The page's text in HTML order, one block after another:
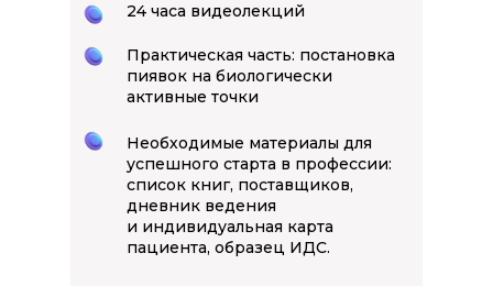
24 часа видеолекций
Практическая часть: постановка
пиявок на биологически
активные точки
Необходимые материалы для
успешного старта в профессии:
список книг, поставщиков,
дневник ведения
и индивидуальная карта
пациента, образец ИДС.